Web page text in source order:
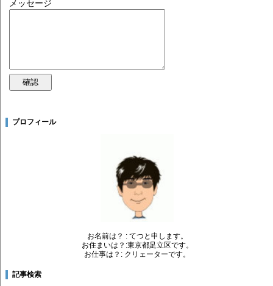
メッセージ
プロフィール
お名前は？ : てつと申します。
お住まいは？:東京都足立区です。
お仕事は？: クリェーターです。
記事検索